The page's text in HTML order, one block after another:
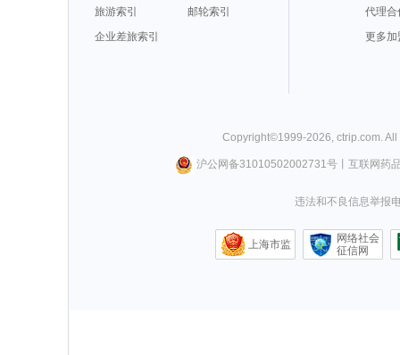
旅游索引
邮轮索引
企业差旅索引
代理合
更多加
Copyright©1999-2026 ctrip.com .
沪公网备31010502002731号丨 互联网药
违法和不良信息举报
上海市监
网络社会
征信网